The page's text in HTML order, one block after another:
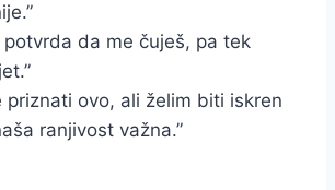
potvrda da me čuješ, pa tek
priznati ovo, ali želim biti iskren
ranjivost važna.”